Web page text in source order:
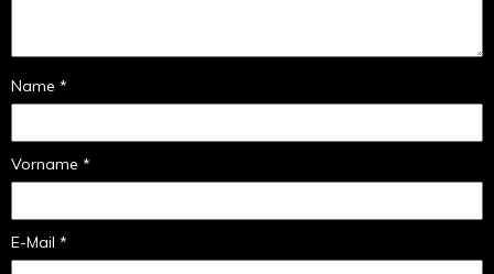
Name *
Vorname *
E-Mail *